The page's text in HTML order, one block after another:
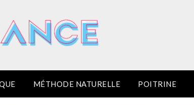
MÉTHODE NATURELLE POITRINE